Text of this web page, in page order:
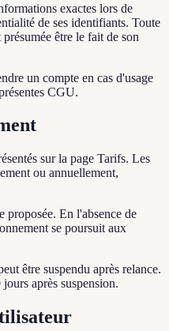
exactes lors de
de ses identifiants. Toute
être le fait de son
un compte en cas d'usage
CGU.
sur la page Tarifs. Les
ou annuellement,
proposée. En l'absence de
se poursuit aux
être suspendu après relance.
après suspension.